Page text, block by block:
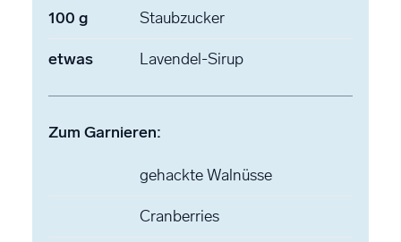
100 g Staubzucker
etwas Lavendel-Sirup
Zum Garnieren:
gehackte Walnüsse
Cranberries